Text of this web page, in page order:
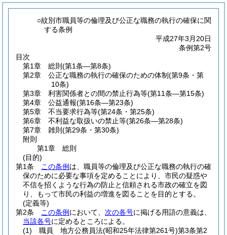
○紋別市職員等の倫理及び公正な職務の執行の確保に関
する条例
平成27年3月20日
条例第2号
目次
第1章
総則 (第1条―第8条)
第2章
公正な職務の執行の確保のための体制(第9条・第
10条)
第3章
利害関係者との間の禁止行為等(第11条―第15条)
第4章
公益通報(第16条―第23条)
第5章
不当要求行為等(第24条・第25条)
第6章
不利益な取扱いの禁止等(第26条―第28条)
第7章
雑則 (第29条・第30条)
附則
第1章
総則
(目的)
第1条
この条例 は、職員等の倫理及び公正な職務の執行の確
保のために必要な事項を定めることにより、市民の疑惑や
不信を招くような行為の防止と信頼される市政の確立を図
り、もって市民の利益の増進を図ることを目的とする。
(定義等)
第2条
この条例 において、 次の各号に掲げる用語の意義は、
当該各号に定めるところによる。
(1)
職員 地方公務員法(昭和25年法律第261号)第3条第2